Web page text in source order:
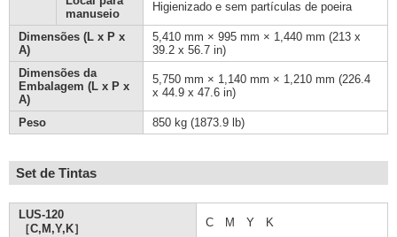
manuseio
Higienizado e sem partículas de poeira
Dimensões (L x P x
A)
5,410 mm × 995 mm × 1,440 mm (213 x
39.2 x 56.7 in)
Dimensões da
Embalagem (L x P x
A)
5,750 mm × 1,140 mm × 1,210 mm (226.4
x 44.9 x 47.6 in)
Peso 850 kg (1873.9 lb)
Set de Tintas
LUS-120
［C,M,Y,K］
C M Y K